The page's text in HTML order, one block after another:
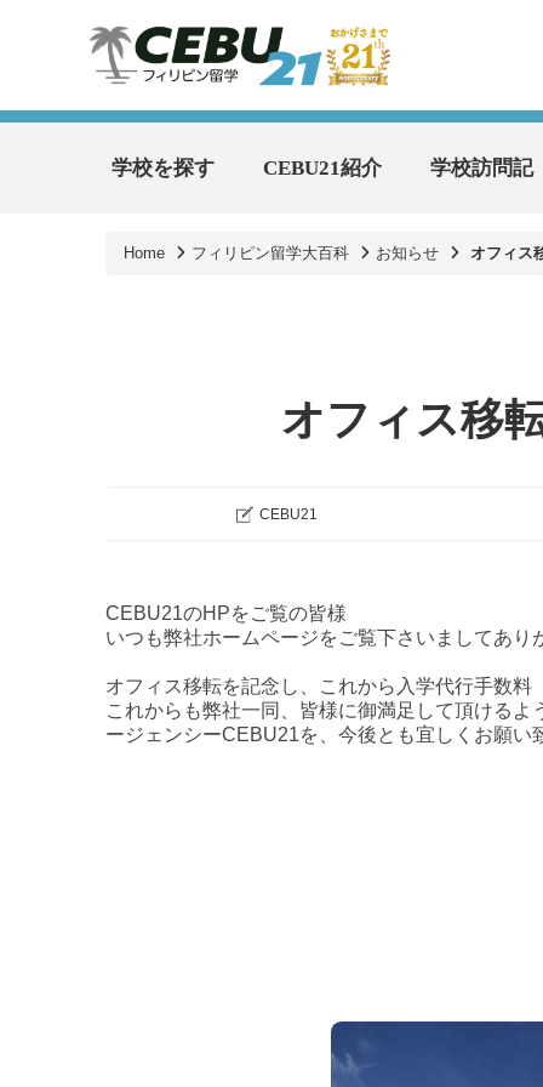
学校を探す CEBU21紹介 学校訪問記
Home フィリピン留学大百科 お知らせ オフィス
オフィス移
CEBU21
CEBU21のHPをご覧の皆様
いつも弊社ホームページをご覧下さいましてあり
オフィス移転を記念し、これから 入学代行手数料
これからも弊社一同、皆様に御満足して頂けるよ
ージェンシーCEBU21を、今後とも宜しくお願い